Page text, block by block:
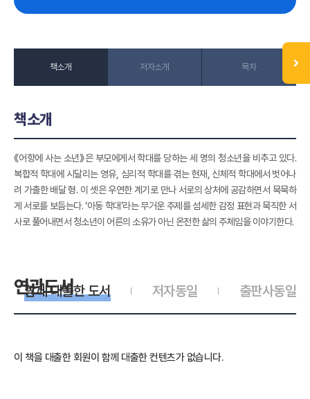
책소개 저자소개 목차
책소개
《어항에 사는 소년》은 부모에게서 학대를 당하는 세 명의 청소년을 비추고 있다.
복합적 학대에 시달리는 영유, 심리적 학대를 겪는 현재, 신체적 학대에서 벗어나
려 가출한 배달 형. 이 셋은 우연한 계기로 만나 서로의 상처에 공감하면서 묵묵하
게 서로를 보듬는다. ‘아동 학대’라는 무거운 주제를 섬세한 감정 표현과 묵직한 서
사로 풀어내면서 청소년이 어른의 소유가 아닌 온전한 삶의 주체임을 이야기한다.
연관도서 출판사동일
저자동일
함께 대출한 도서
이 책을 대출한 회원이 함께 대출한 컨텐츠가 없습니다.